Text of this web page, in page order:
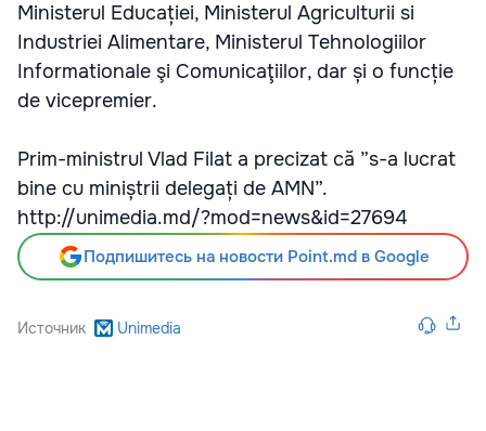
Ministerul Educației, Ministerul Agriculturii si
Industriei Alimentare, Ministerul Tehnologiilor
Informationale şi Comunicaţiilor, dar și o funcție
de vicepremier.
Prim-ministrul Vlad Filat a precizat că ”s-a lucrat
bine cu miniștrii delegați de AMN”.
http://unimedia.md/?mod=news&id=27694
Подпишитесь на новости Point.md в Google
Источник Unimedia